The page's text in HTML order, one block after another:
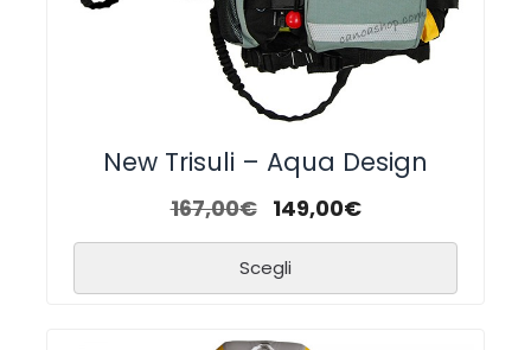
New Trisuli – Aqua Design
167,00€ 149,00€
Scegli